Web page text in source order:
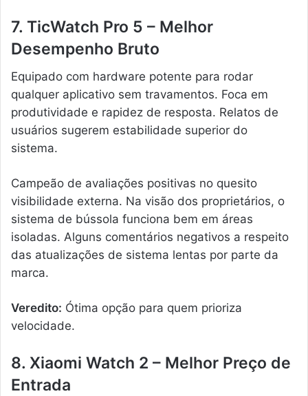
7. TicWatch Pro 5 – Melhor
Desempenho Bruto
Equipado com hardware potente para rodar
qualquer aplicativo sem travamentos. Foca em
produtividade e rapidez de resposta. Relatos de
usuários sugerem estabilidade superior do
sistema.
Campeão de avaliações positivas no quesito
visibilidade externa. Na visão dos proprietários, o
sistema de bússola funciona bem em áreas
isoladas. Alguns comentários negativos a respeito
das atualizações de sistema lentas por parte da
marca.
Veredito: Ótima opção para quem prioriza
velocidade.
8. Xiaomi Watch 2 – Melhor Preço de
Entrada